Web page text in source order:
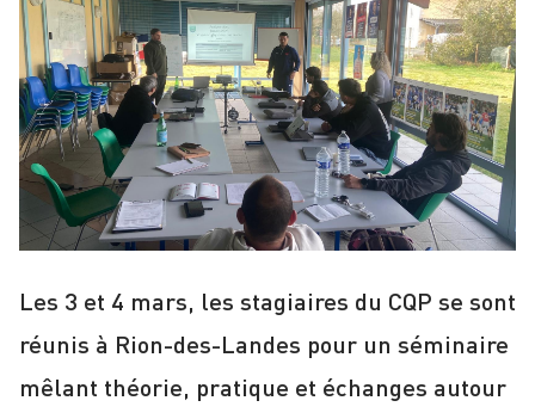
Les 3 et 4 mars, les stagiaires du CQP se sont
réunis à Rion-des-Landes pour un séminaire
mêlant théorie, pratique et échanges autour